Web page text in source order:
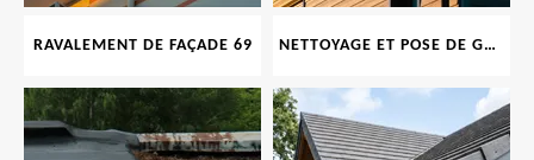
RAVALEMENT DE FAÇADE 69 NETTOYAGE ET POSE DE GOUTTIÈRE 69